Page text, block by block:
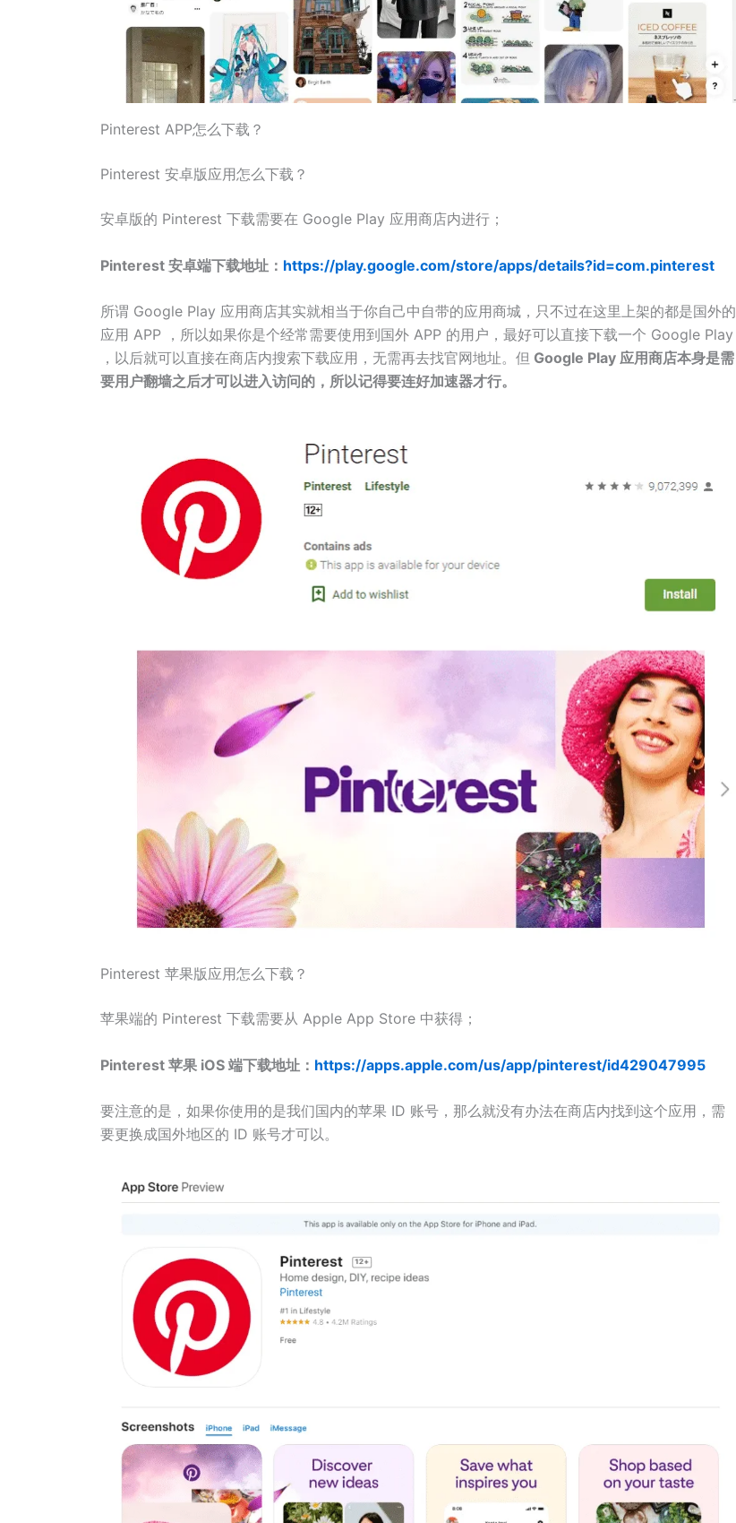
Pinterest APP怎么下载？
Pinterest 安卓版应用怎么下载？
安卓版的 Pinterest 下载需要在 Google Play 应用商店内进行；
Pinterest 安卓端下载地址： https://play.google.com/store/apps/details?id=com.pinterest
所谓 Google Play 应用商店其实就相当于你自己中自带的应用商城，只不过在这里上架的都是国外的
应用 APP ，所以如果你是个经常需要使用到国外 APP 的用户，最好可以直接下载一个 Google Play
，以后就可以直接在商店内搜索下载应用，无需再去找官网地址。但 Google Play 应用商店本身是需
要用户翻墙之后才可以进入访问的，所以记得要连好加速器才行。
Pinterest 苹果版应用怎么下载？
苹果端的 Pinterest 下载需要从 Apple App Store 中获得；
Pinterest 苹果 iOS 端下载地址： https://apps.apple.com/us/app/pinterest/id429047995
要注意的是，如果你使用的是我们国内的苹果 ID 账号，那么就没有办法在商店内找到这个应用，需
要更换成国外地区的 ID 账号才可以。